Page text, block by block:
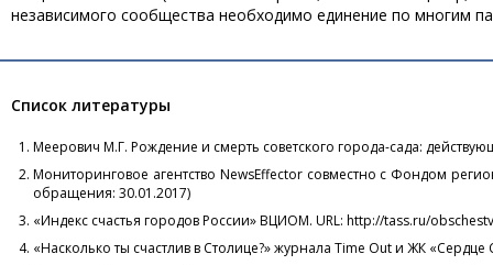
независимого сообщества необходимо единение по многим
Список литературы
Меерович М.Г. Рождение и смерть советского города-сада:
Мониторинговое агентство NewsEffector совместно с Фондом
обращения: 30.01.2017)
«Индекс счастья городов России» ВЦИОМ. URL: http://tass.ru/
«Насколько ты счастлив в Столице?» журнала Time Out и ЖК «Сердце